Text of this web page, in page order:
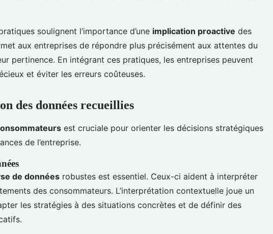
soulignent l’importance d’une implication proactive des
aux entreprises de répondre plus précisément aux attentes du
pertinence. En intégrant ces pratiques, les entreprises peuvent
et éviter les erreurs coûteuses.
des données recueillies
est cruciale pour orienter les décisions stratégiques
de l’entreprise.
de données robustes est essentiel. Ceux-ci aident à interpréter
des consommateurs. L’interprétation contextuelle joue un
les stratégies à des situations concrètes et de définir des